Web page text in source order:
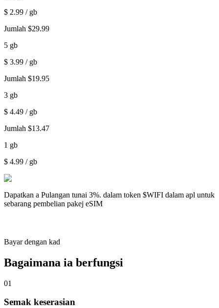
$ 2.99 / gb
Jumlah $29.99
5 gb
$ 3.99 / gb
Jumlah $19.95
3 gb
$ 4.49 / gb
Jumlah $13.47
1 gb
$ 4.99 / gb
Dapatkan a Pulangan tunai 3%. dalam token $WIFI dalam apl untuk
sebarang pembelian pakej eSIM
Bayar dengan kad
Bagaimana ia berfungsi
01
Semak keserasian